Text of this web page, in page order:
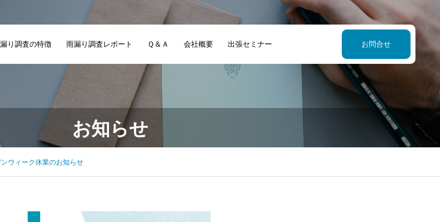
り調査の特徴 雨漏り調査レポート Ｑ＆Ａ 会社概要 出張セミナー お問合せ
お知らせ
ウィーク休業のお知らせ